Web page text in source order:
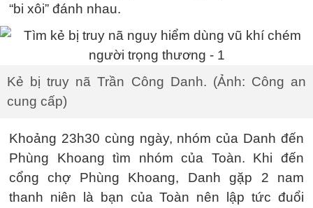
“bi xôi” đánh nhau.
Kẻ bị truy nã Trần Công Danh. (Ảnh: Công an
cung cấp)
Khoảng 23h30 cùng ngày, nhóm của Danh đến
Phùng Khoang tìm nhóm của Toàn. Khi đến
cổng chợ Phùng Khoang, Danh gặp 2 nam
thanh niên là bạn của Toàn nên lập tức đuổi